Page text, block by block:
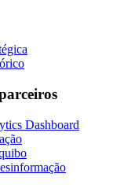
Dashboard